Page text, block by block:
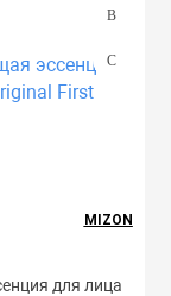
MIZON
для лица